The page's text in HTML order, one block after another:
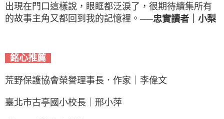
出現在門口這樣說，眼眶都泛淚了，很期待續集所有
的故事主角又都回到我的記憶裡。 ──忠實讀者｜小梨
銘心推薦
荒野保護協會榮譽理事長．作家｜李偉文
臺北市古亭國小校長 邢小萍